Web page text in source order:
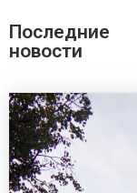
Последние
новости